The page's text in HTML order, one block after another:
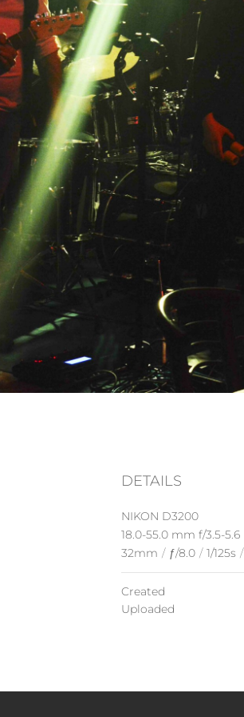
DETAILS
NIKON D3200
18.0-55.0 mm f/3.5-5.6
32mm / ƒ/8.0 / 1/125s /
Created
Uploaded